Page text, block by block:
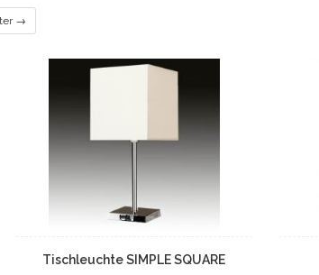
→
Tischleuchte SIMPLE SQUARE